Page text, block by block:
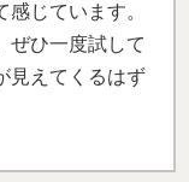
じています。
ぜひ一度試して
見えてくるはず